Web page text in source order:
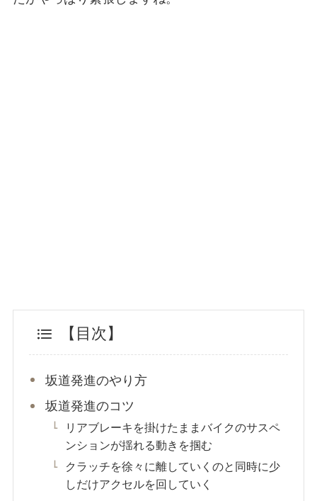
【目次】
坂道発進のやり方
坂道発進のコツ
リアブレーキを掛けたままバイクのサスペ
ンションが揺れる動きを掴む
クラッチを徐々に離していくのと同時に少
しだけアクセルを回していく